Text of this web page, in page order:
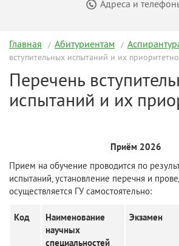
Адреса и
Главная Абитуриентам
вступительных испытаний и их
Перечень
испытаний и их
Приём 2026
Прием на обучение проводится по
испытаний, установление перечня и
осуществляется ГУ самостоятельно:
Код
Наименование
научных
специальностей
Экзамен